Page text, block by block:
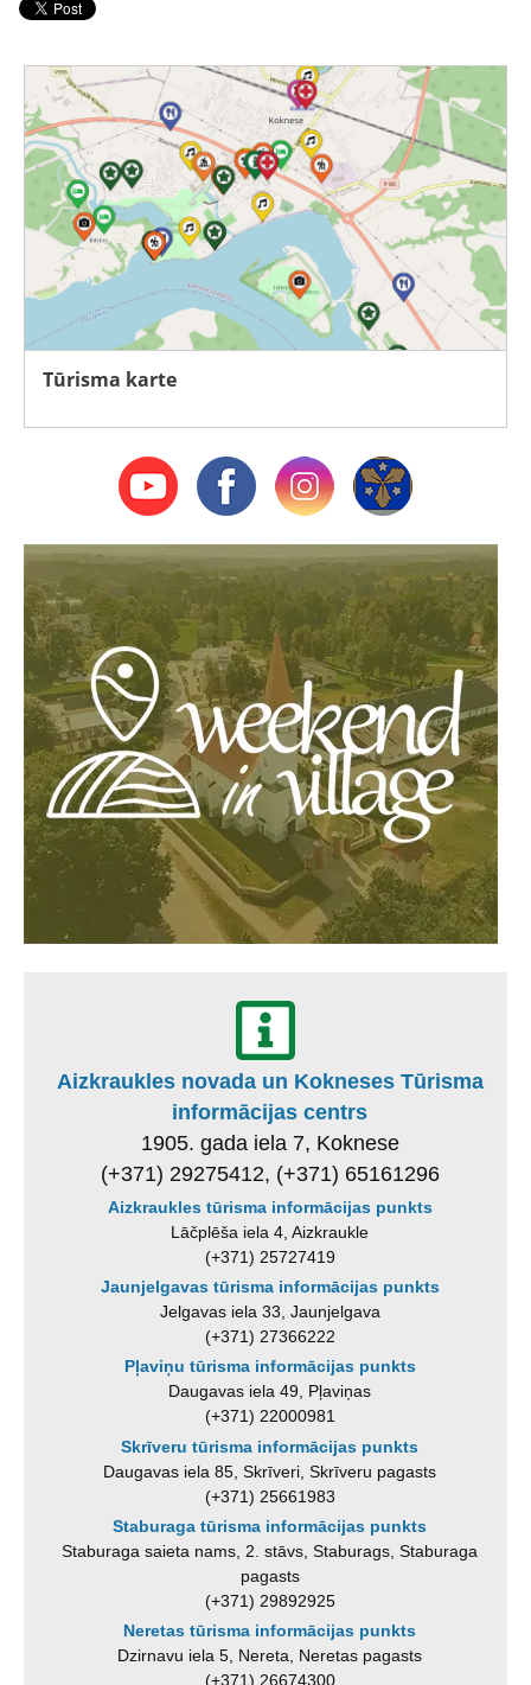
Tūrisma karte
Aizkraukles novada un Kokneses Tūrisma
informācijas centrs
1905. gada iela 7, Koknese
(+371) 29275412, (+371) 65161296
Aizkraukles tūrisma informācijas punkts
Lāčplēša iela 4, Aizkraukle
(+371) 25727419
Jaunjelgavas tūrisma informācijas punkts
Jelgavas iela 33, Jaunjelgava
(+371) 27366222
Pļaviņu tūrisma informācijas punkts
Daugavas iela 49, Pļaviņas
(+371) 22000981
Skrīveru tūrisma informācijas punkts
Daugavas iela 85, Skrīveri, Skrīveru pagasts
(+371) 25661983
Staburaga tūrisma informācijas punkts
Staburaga saieta nams, 2. stāvs, Staburags, Staburaga
pagasts
(+371) 29892925
Neretas tūrisma informācijas punkts
Dzirnavu iela 5, Nereta, Neretas pagasts
(+371) 26674300